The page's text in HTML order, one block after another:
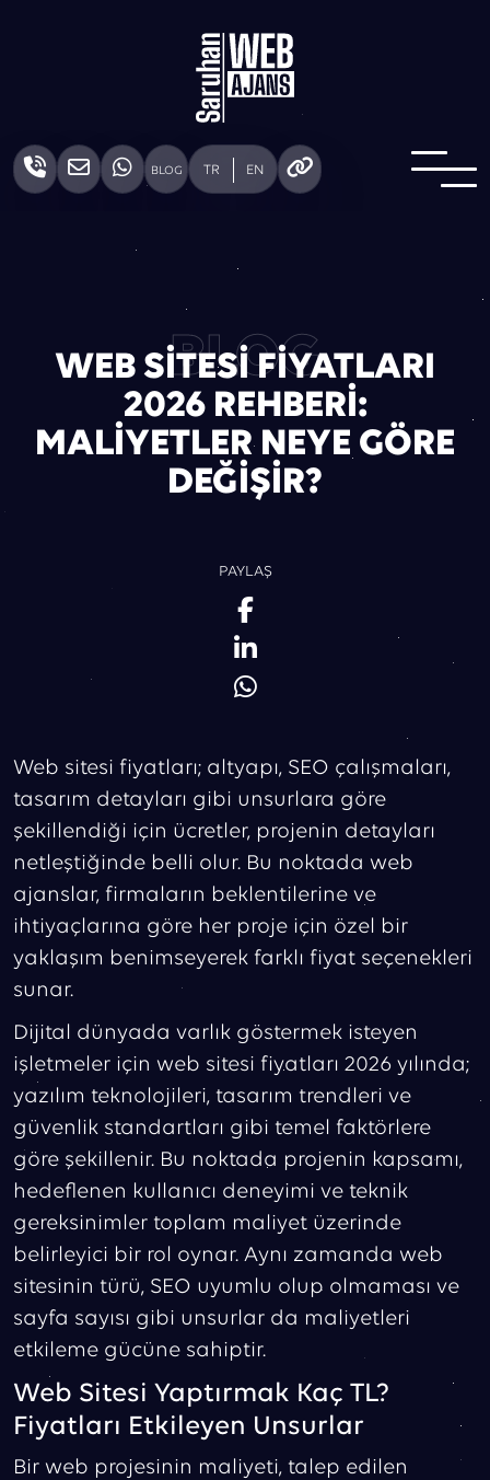
BLOG TR EN
BLOG
WEB SITESI FIYATLARI
2026 REHBERI:
MALIYETLER NEYE GÖRE
DEĞIŞIR?
PAYLAŞ
Web sitesi fiyatları; altyapı, SEO çalışmaları,
tasarım detayları gibi unsurlara göre
şekillendiği için ücretler, projenin detayları
netleştiğinde belli olur. Bu noktada web
ajanslar, firmaların beklentilerine ve
ihtiyaçlarına göre her proje için özel bir
yaklaşım benimseyerek farklı fiyat seçenekleri
sunar.
Dijital dünyada varlık göstermek isteyen
işletmeler için web sitesi fiyatları 2026 yılında;
yazılım teknolojileri, tasarım trendleri ve
güvenlik standartları gibi temel faktörlere
göre şekillenir. Bu noktada projenin kapsamı,
hedeflenen kullanıcı deneyimi ve teknik
gereksinimler toplam maliyet üzerinde
belirleyici bir rol oynar. Aynı zamanda web
sitesinin türü, SEO uyumlu olup olmaması ve
sayfa sayısı gibi unsurlar da maliyetleri
etkileme gücüne sahiptir.
Web Sitesi Yaptırmak Kaç TL?
Fiyatları Etkileyen Unsurlar
Bir web projesinin maliyeti, talep edilen